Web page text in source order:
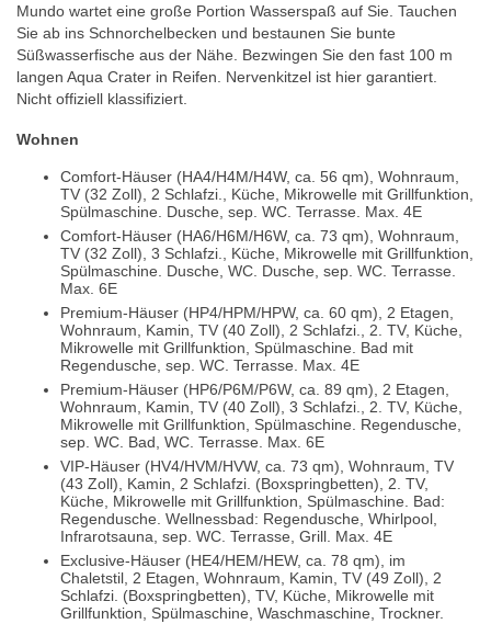
Mundo wartet eine große Portion Wasserspaß auf Sie. Tauchen
Sie ab ins Schnorchelbecken und bestaunen Sie bunte
Süßwasserfische aus der Nähe. Bezwingen Sie den fast 100 m
langen Aqua Crater in Reifen. Nervenkitzel ist hier garantiert.
Nicht offiziell klassifiziert.
Wohnen
Comfort-Häuser (HA4/H4M/H4W, ca. 56 qm), Wohnraum,
TV (32 Zoll), 2 Schlafzi., Küche, Mikrowelle mit Grillfunktion,
Spülmaschine. Dusche, sep. WC. Terrasse. Max. 4E
Comfort-Häuser (HA6/H6M/H6W, ca. 73 qm), Wohnraum,
TV (32 Zoll), 3 Schlafzi., Küche, Mikrowelle mit Grillfunktion,
Spülmaschine. Dusche, WC. Dusche, sep. WC. Terrasse.
Max. 6E
Premium-Häuser (HP4/HPM/HPW, ca. 60 qm), 2 Etagen,
Wohnraum, Kamin, TV (40 Zoll), 2 Schlafzi., 2. TV, Küche,
Mikrowelle mit Grillfunktion, Spülmaschine. Bad mit
Regendusche, sep. WC. Terrasse. Max. 4E
Premium-Häuser (HP6/P6M/P6W, ca. 89 qm), 2 Etagen,
Wohnraum, Kamin, TV (40 Zoll), 3 Schlafzi., 2. TV, Küche,
Mikrowelle mit Grillfunktion, Spülmaschine. Regendusche,
sep. WC. Bad, WC. Terrasse. Max. 6E
VIP-Häuser (HV4/HVM/HVW, ca. 73 qm), Wohnraum, TV
(43 Zoll), Kamin, 2 Schlafzi. (Boxspringbetten), 2. TV,
Küche, Mikrowelle mit Grillfunktion, Spülmaschine. Bad:
Regendusche. Wellnessbad: Regendusche, Whirlpool,
Infrarotsauna, sep. WC. Terrasse, Grill. Max. 4E
Exclusive-Häuser (HE4/HEM/HEW, ca. 78 qm), im
Chaletstil, 2 Etagen, Wohnraum, Kamin, TV (49 Zoll), 2
Schlafzi. (Boxspringbetten), TV, Küche, Mikrowelle mit
Grillfunktion, Spülmaschine, Waschmaschine, Trockner.